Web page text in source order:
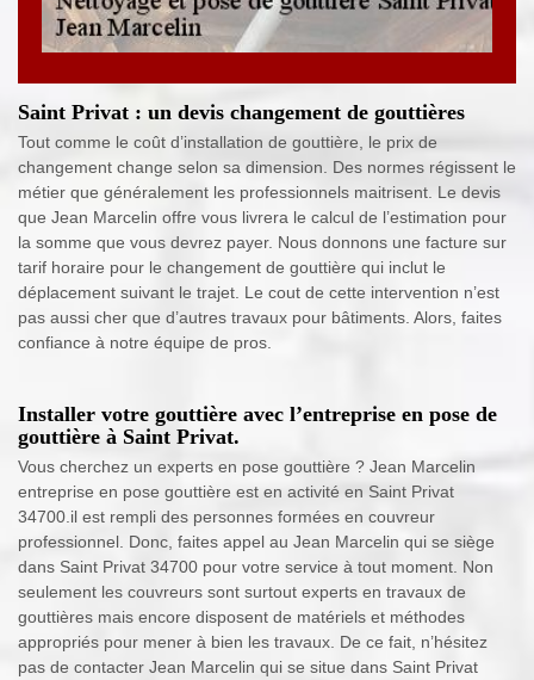
Saint Privat : un devis changement de gouttières
Tout comme le coût d’installation de gouttière, le prix de
changement change selon sa dimension. Des normes régissent le
métier que généralement les professionnels maitrisent. Le devis
que Jean Marcelin offre vous livrera le calcul de l’estimation pour
la somme que vous devrez payer. Nous donnons une facture sur
tarif horaire pour le changement de gouttière qui inclut le
déplacement suivant le trajet. Le cout de cette intervention n’est
pas aussi cher que d’autres travaux pour bâtiments. Alors, faites
confiance à notre équipe de pros.
Installer votre gouttière avec l’entreprise en pose de
gouttière à Saint Privat.
Vous cherchez un experts en pose gouttière ? Jean Marcelin
entreprise en pose gouttière est en activité en Saint Privat
34700.il est rempli des personnes formées en couvreur
professionnel. Donc, faites appel au Jean Marcelin qui se siège
dans Saint Privat 34700 pour votre service à tout moment. Non
seulement les couvreurs sont surtout experts en travaux de
gouttières mais encore disposent de matériels et méthodes
appropriés pour mener à bien les travaux. De ce fait, n’hésitez
pas de contacter Jean Marcelin qui se situe dans Saint Privat